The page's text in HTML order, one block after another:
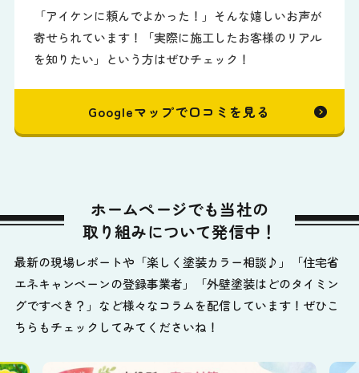
「アイケンに頼んでよかった！」そんな嬉しいお声が
寄せられています！「実際に施工したお客様のリアル
を知りたい」という方はぜひチェック！
Googleマップで口コミを見る
ホームページでも当社の
取り組みについて発信中！
最新の現場レポートや「楽しく塗装カラー相談♪」「住宅省
エネキャンペーンの登録事業者」「外壁塗装はどのタイミン
グですべき？」など様々なコラムを配信しています！ぜひこ
ちらもチェックしてみてくださいね！